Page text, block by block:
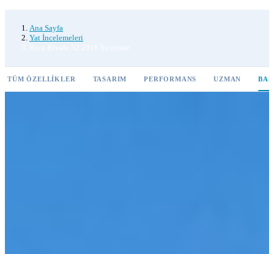
Ana Sayfa
Yat İncelemeleri
TÜM ÖZELLIKLER TASARIM PERFORMANS UZMAN